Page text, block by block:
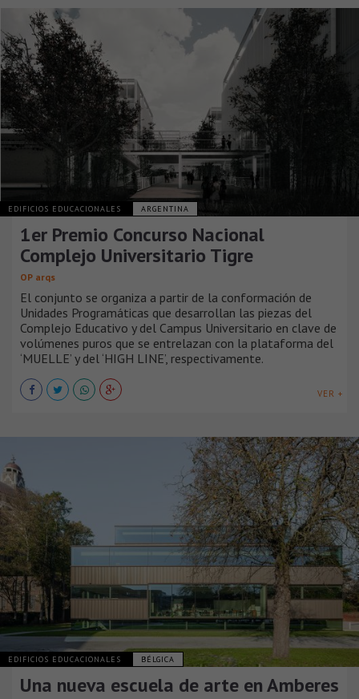
EDIFICIOS EDUCACIONALES ARGENTINA
1er Premio Concurso Nacional
Complejo Universitario Tigre
OP arqs
El conjunto se organiza a partir de la conformación de
Unidades Programáticas que desarrollan las piezas del
Complejo Educativo y del Campus Universitario en clave de
volúmenes puros que se entrelazan con la plataforma del
‘MUELLE’ y del ‘HIGH LINE’, respectivamente.
VER +
EDIFICIOS EDUCACIONALES BÉLGICA
Una nueva escuela de arte en Amberes